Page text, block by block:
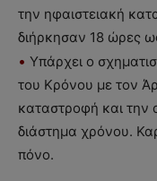
την ηφαιστειακή
διήρκησαν 18 ώρες
• Υπάρχει ο
του Κρόνου με τον
καταστροφή και
διάστημα χρόνου.
πόνο.